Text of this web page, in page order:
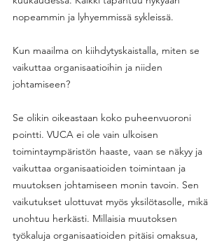
nopeammin ja lyhyemmissä sykleissä.
Kun maailma on kiihdytyskaistalla, miten se
vaikuttaa organisaatioihin ja niiden
johtamiseen?
Se olikin oikeastaan koko puheenvuoroni
pointti. VUCA ei ole vain ulkoisen
toimintaympäristön haaste, vaan se näkyy ja
vaikuttaa organisaatioiden toimintaan ja
muutoksen johtamiseen monin tavoin. Sen
vaikutukset ulottuvat myös yksilötasolle, mikä
unohtuu herkästi. Millaisia muutoksen
työkaluja organisaatioiden pitäisi omaksua,